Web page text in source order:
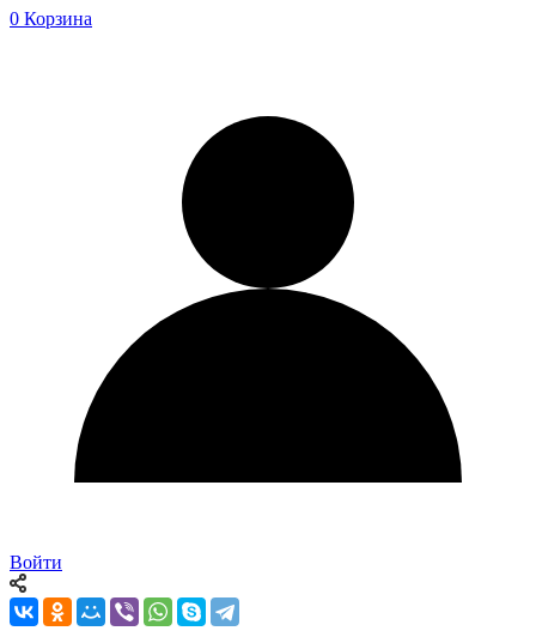
0 Корзина
Войти